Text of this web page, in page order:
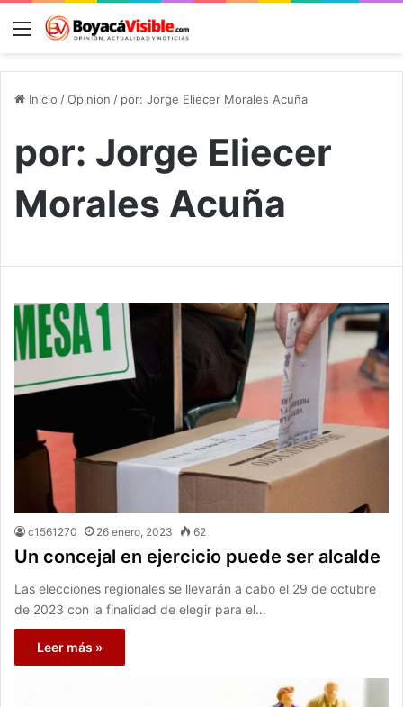
Menú
Inicio /Opinion / por: Jorge Eliecer Morales Acuña
por: Jorge Eliecer
Morales Acuña
c1561270 26 enero, 2023 62
Un concejal en ejercicio puede ser alcalde
Las elecciones regionales se llevarán a cabo el 29 de octubre
de 2023 con la finalidad de elegir para el…
Leer más »